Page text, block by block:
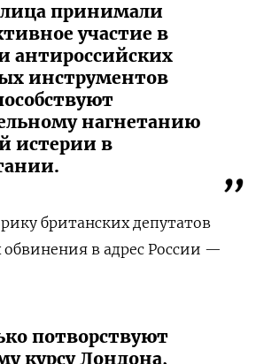
принимали
участие в
антироссийских
инструментов
нагнетанию
истерии в
британских депутатов
в адрес России —
потворствуют
курсу Лондона,